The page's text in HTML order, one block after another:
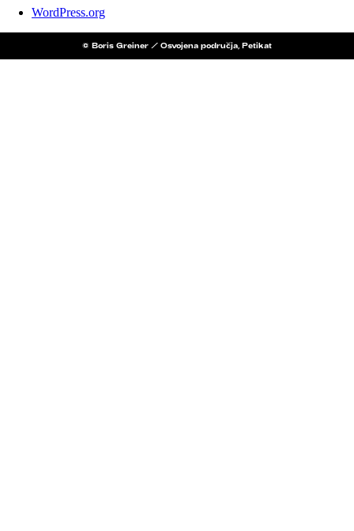
WordPress.org
© Boris Greiner / Osvojena područja, Petikat